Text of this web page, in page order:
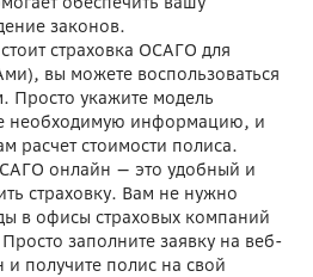
законов.
страховка ОСАГО для
вы можете воспользоваться
Просто укажите модель
необходимую информацию, и
расчет стоимости полиса.
онлайн — это удобный и
страховку. Вам не нужно
в офисы страховых компаний
заполните заявку на веб-
и получите полис на свой